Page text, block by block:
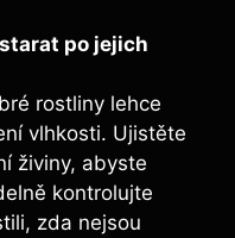
po jejich
rostliny lehce
vlhkosti. Ujistěte
živiny, abyste
kontrolujte
zda nejsou